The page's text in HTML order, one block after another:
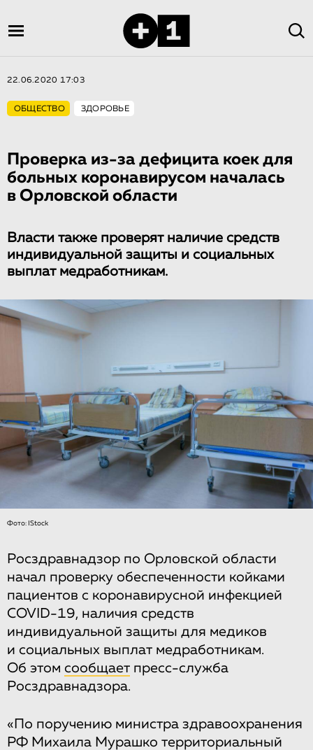
22.06.2020 17:03
ОБЩЕСТВО ЗДОРОВЬЕ
Проверка из-за дефицита коек для
больных коронавирусом началась
в Орловской области
Власти также проверят наличие средств
индивидуальной защиты и социальных
выплат медработникам.
Фото: IStock
Росздравнадзор по Орловской области
начал проверку обеспеченности койками
пациентов с коронавирусной инфекцией
COVID-19, наличия средств
индивидуальной защиты для медиков
и социальных выплат медработникам.
Об этом сообщает пресс-служба
Росздравнадзора.
«По поручению министра здравоохранения
РФ Михаила Мурашко территориальный